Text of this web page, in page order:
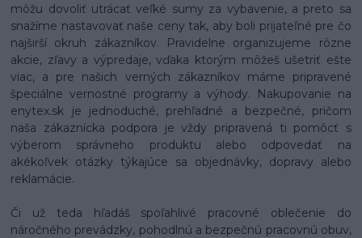
môžu dovoliť utrácať veľké sumy za vybavenie, a preto sa
snažíme nastavovať naše ceny tak, aby boli prijateľné pre čo
najširší okruh zákazníkov. Pravidelne organizujeme rôzne
akcie, zľavy a výpredaje, vďaka ktorým môžeš ušetriť ešte
viac, a pre našich verných zákazníkov máme pripravené
špeciálne vernostné programy a výhody. Nakupovanie na
enytex.sk je jednoduché, prehľadné a bezpečné, pričom
naša zákaznícka podpora je vždy pripravená ti pomôcť s
výberom správneho produktu alebo odpovedať na
akékoľvek otázky týkajúce sa objednávky, dopravy alebo
reklamácie.
Či už teda hľadáš spoľahlivé pracovné oblečenie do
náročného prevádzky, pohodlnú a bezpečnú pracovnú obuv,